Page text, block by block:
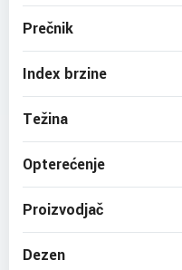
Prečnik
Index brzine
Težina
Opterećenje
Proizvodjač
Dezen